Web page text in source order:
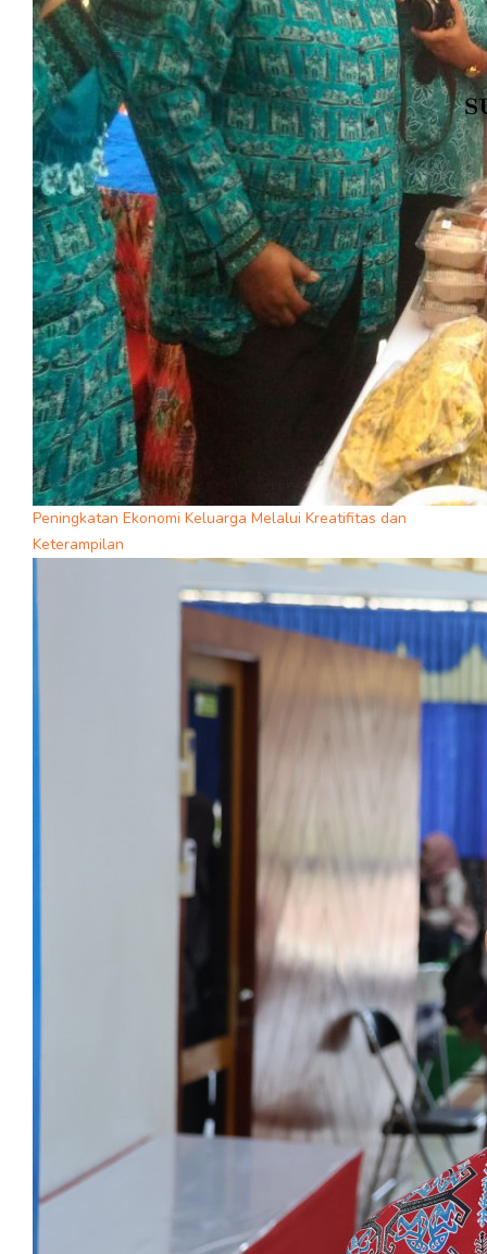
Peningkatan Ekonomi Keluarga Melalui Kreatifitas dan
Keterampilan